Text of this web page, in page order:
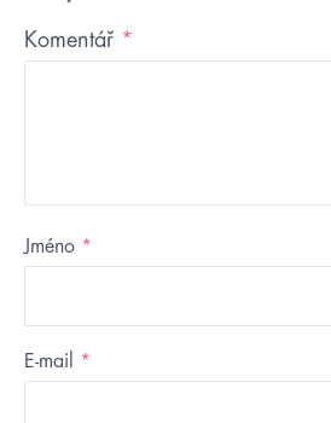
Komentář *
Jméno *
E-mail *